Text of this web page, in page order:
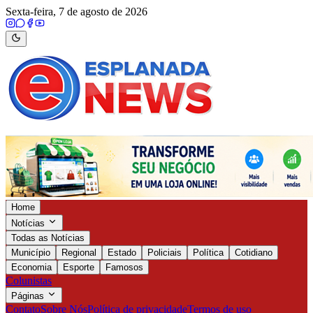
Sexta-feira, 7 de agosto de 2026
Home
Notícias
Todas as Notícias
Município
Regional Estado Policiais Política
Cotidiano
Economia
Esporte Famosos
Colunistas
Páginas
ContatoSobre NósPolítica de privacidadeTermos de uso